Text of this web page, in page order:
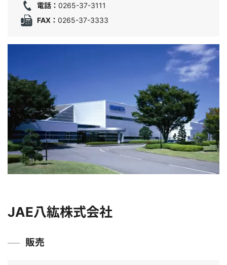
電話： 0265-37-3111
FAX： 0265-37-3333
JAE八紘株式会社
販売